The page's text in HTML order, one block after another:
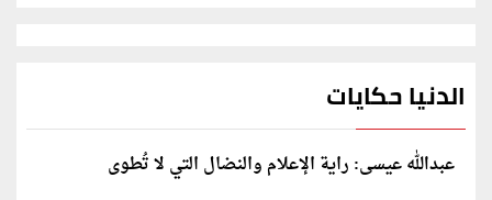
الدنيا حكايات
عبدالله عيسى: راية الإعلام والنضال التي لا تُطوى